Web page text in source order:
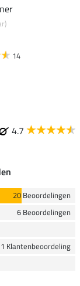
14
4.7
20 Beoordelingen
6 Beoordelingen
1 Klantenbeoordeling